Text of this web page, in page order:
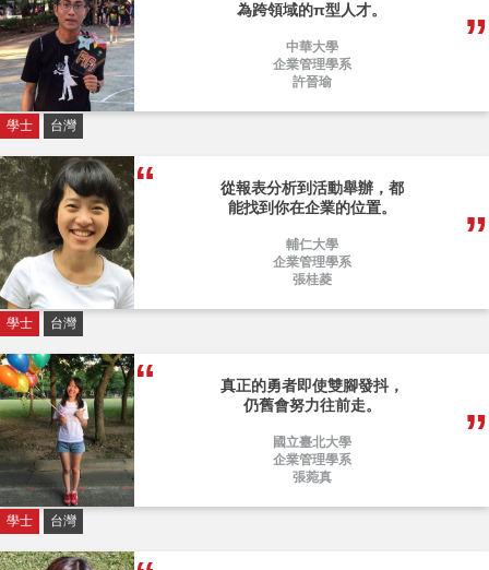
為跨領域的π型人才。
中華大學
企業管理學系
許晉瑜
學士 台灣
從報表分析到活動舉辦，都
能找到你在企業的位置。
輔仁大學
企業管理學系
張桂菱
學士 台灣
真正的勇者即使雙腳發抖，
仍舊會努力往前走。
國立臺北大學
企業管理學系
張菀真
學士 台灣